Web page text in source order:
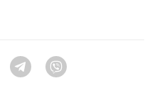
Twitter Telegram